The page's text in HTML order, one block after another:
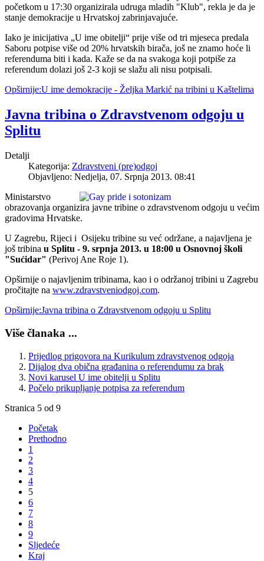
početkom u 17:30 organizirala udruga mladih "Klub", rekla je da je
stanje demokracije u Hrvatskoj zabrinjavajuće.
Iako je inicijativa „U ime obitelji“ prije više od tri mjeseca predala
Saboru potpise više od 20% hrvatskih birača, još ne znamo hoće li
referenduma biti i kada. Kaže se da na svakoga koji potpiše za
referendum dolazi još 2-3 koji se slažu ali nisu potpisali.
Opširnije:U ime demokracije - Željka Markić na tribini u Kaštelima
Javna tribina o Zdravstvenom odgoju u
Splitu
Detalji
Kategorija: Zdravstveni (pre)odgoj
Objavljeno: Nedjelja, 07. Srpnja 2013. 08:41
Ministarstvo
obrazovanja organizira javne tribine o zdravstvenom odgoju u većim
gradovima Hrvatske.
U Zagrebu, Rijeci i Osijeku tribine su već održane, a najavljena je
još tribina u Splitu - 9. srpnja 2013. u 18:00 u Osnovnoj školi
"Sućidar" (Perivoj Ane Roje 1).
Opširnije o najavljenim tribinama, kao i o održanoj tribini u Zagrebu
pročitajte na www.zdravstveniodgoj.com.
Opširnije:Javna tribina o Zdravstvenom odgoju u Splitu
Više članaka ...
Prijedlog prigovora na Kurikulum zdravstvenog odgoja
Dijalog dva obična građanina o referendumu za brak
Novi karusel U ime obitelji u Splitu
Počelo prikupljanje potpisa za referendum
Stranica 5 od 9
Početak
Prethodno
1
2
3
4
5
6
7
8
9
Sljedeće
Kraj